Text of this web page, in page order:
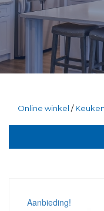
Online winkel /Keuken
Aanbieding!